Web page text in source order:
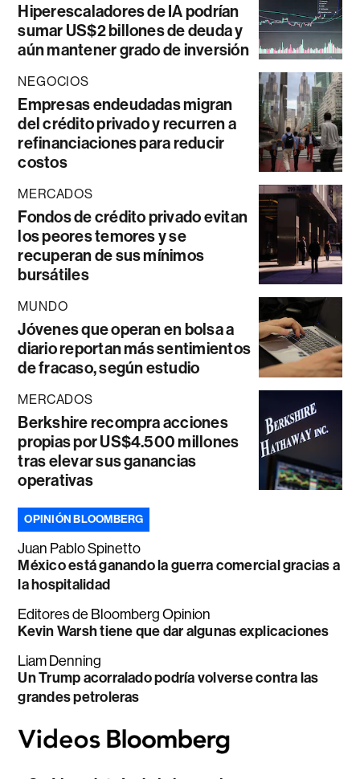
Hiperescaladores de IA podrían
sumar US$2 billones de deuda y
aún mantener grado de inversión
NEGOCIOS
Empresas endeudadas migran
del crédito privado y recurren a
refinanciaciones para reducir
costos
MERCADOS
Fondos de crédito privado evitan
los peores temores y se
recuperan de sus mínimos
bursátiles
MUNDO
Jóvenes que operan en bolsa a
diario reportan más sentimientos
de fracaso, según estudio
MERCADOS
Berkshire recompra acciones
propias por US$4.500 millones
tras elevar sus ganancias
operativas
OPINIÓN BLOOMBERG
Juan Pablo Spinetto
México está ganando la guerra comercial gracias a
la hospitalidad
Editores de Bloomberg Opinion
Kevin Warsh tiene que dar algunas explicaciones
Liam Denning
Un Trump acorralado podría volverse contra las
grandes petroleras